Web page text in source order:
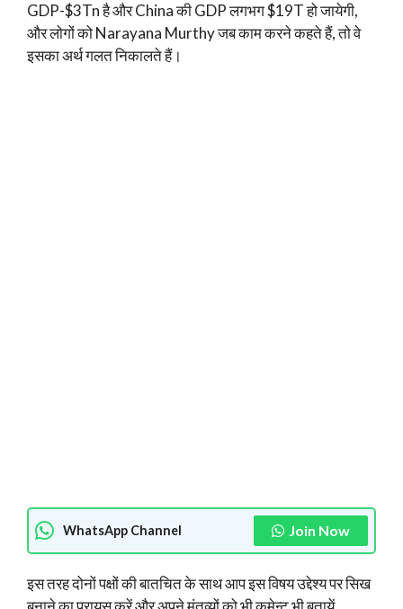
GDP-$3Tn है और China की GDP लगभग $19T हो जायेगी,
और लोगों को Narayana Murthy जब काम करने कहते हैं, तो वे
इसका अर्थ गलत निकालते हैं।
WhatsApp Channel Join Now
इस तरह दोनों पक्षों की बातचित के साथ आप इस विषय उद्देश्य पर सिख